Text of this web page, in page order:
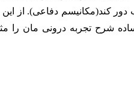
کند(مکانیسم دفاعی). از این
شرح تجربه درونی مان را